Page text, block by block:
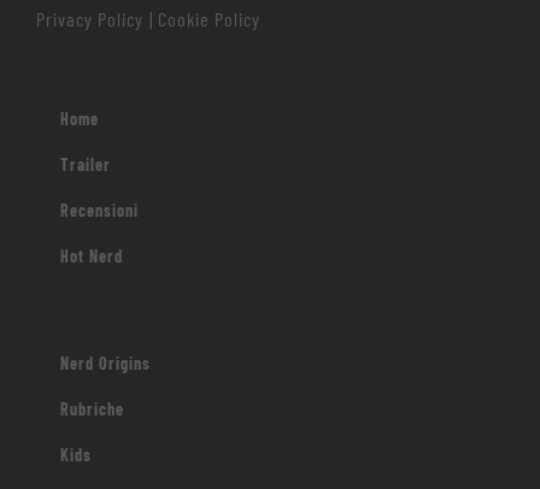
Privacy Policy | Cookie Policy
Home
Trailer
Recensioni
Hot Nerd
Nerd Origins
Rubriche
Kids